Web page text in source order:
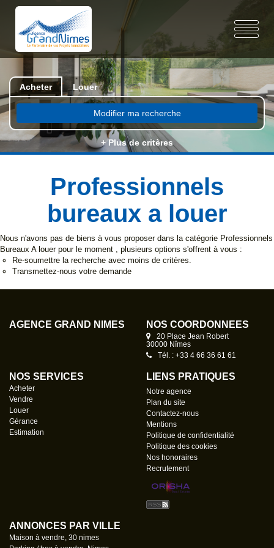
Acheter Louer
Modifier ma recherche
+ Plus de critères
Professionnels
bureaux a louer
Nous n'avons pas de biens à vous proposer dans la catégorie Professionnels
Bureaux A louer pour le moment , plusieurs options s'offrent à vous :
Re-soumettre la recherche avec moins de critères.
Transmettez-nous votre demande
AGENCE GRAND NÎMES NOS COORDONNÉES
20 Place Jean Robert
30000 Nîmes
Tél. : +33 4 66 36 61 61
NOS SERVICES
Acheter
Vendre
Louer
Gérance
Estimation
LIENS PRATIQUES
Notre agence
Plan du site
Contactez-nous
Mentions
Politique de confidentialité
Politique des cookies
Nos honoraires
Recrutement
ANNONCES PAR VILLE
Maison à vendre, 30 nimes